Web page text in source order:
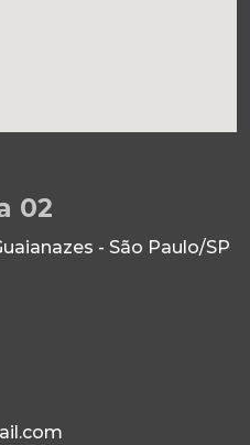
02
- São Paulo/SP